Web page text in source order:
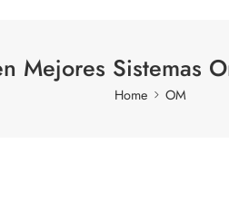
Mejores Sistemas
Home OM